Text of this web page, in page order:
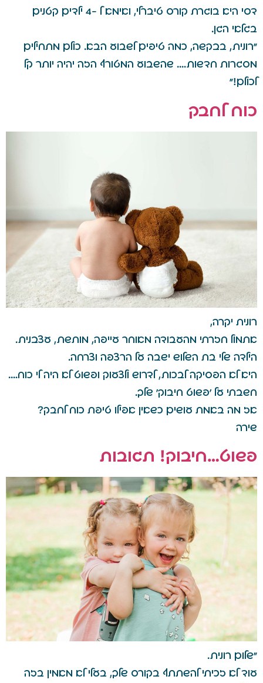
דסי היא בוגרת קורס טיברלי, ואימא ל -4 ילדים קטנים
בגלאי הגן.
"רונית, בבקשה, כמה טיפים לשבוע הבא. כולם מתחילים
מסגרות חדשות…. שהשבוע המטורף הזה יהיה יותר קל
לכולם!"
כוח לחבק
רונית יקרה,
אתמול חזרתי מהעבודה מאוחר עייפה, מותשת, עצבנית.
הילדה שלי בת השלוש ישבה על הרצפה וצרחה.
היא לא הפסיקה לבכות, לדרוש ולצעוק ופשוט לא היה לי כוח….
חשבתי על 'פשוט חיבוק' שלך.
אז מה באמת עושים כשאין אפילו טיפת כוח לחבק?
שירה
פשוט…חיבוק! תגובות
"שלום רונית.
עוד לא זכיתי להשתתף בקורס שלך, בעלי לא מאמין בזה